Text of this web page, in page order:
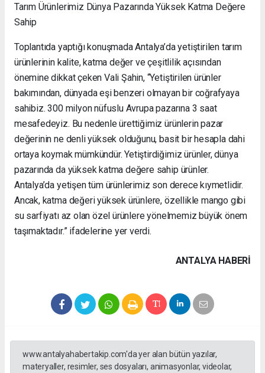
Tarım Ürünlerimiz Dünya Pazarında Yüksek Katma Değere
Sahip
Toplantıda yaptığı konuşmada Antalya’da yetiştirilen tarım
ürünlerinin kalite, katma değer ve çeşitlilik açısından
önemine dikkat çeken Vali Şahin, “Yetiştirilen ürünler
bakımından, dünyada eşi benzeri olmayan bir coğrafyaya
sahibiz. 300 milyon nüfuslu Avrupa pazarına 3 saat
mesafedeyiz. Bu nedenle ürettiğimiz ürünlerin pazar
değerinin ne denli yüksek olduğunu, basit bir hesapla dahi
ortaya koymak mümkündür. Yetiştirdiğimiz ürünler, dünya
pazarında da yüksek katma değere sahip ürünler.
Antalya’da yetişen tüm ürünlerimiz son derece kıymetlidir.
Ancak, katma değeri yüksek ürünlere, özellikle mango gibi
su sarfiyatı az olan özel ürünlere yönelmemiz büyük önem
taşımaktadır.” ifadelerine yer verdi.
ANTALYA HABERİ
www.antalyahabertakip.com'da yer alan bütün yazılar,
materyaller, resimler, ses dosyaları, animasyonlar, videolar,